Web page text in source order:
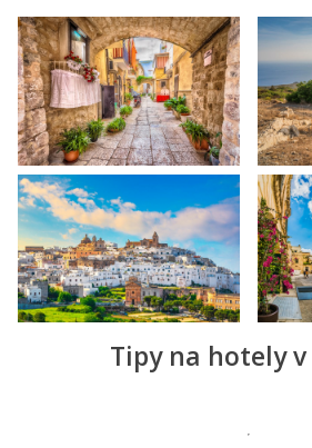
Tipy na hotely v